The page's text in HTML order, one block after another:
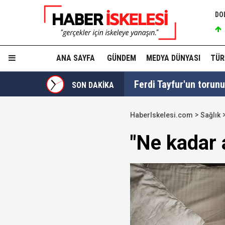
ANA SAYFA GÜNDEM MEDYA DÜNYASI
SON DAKİKA Ferdi Tayfur'un
Turhan Çömez'e
Düzenleme TBMM'de
HaberIskelesi.com Sağlık
"Ne kadar